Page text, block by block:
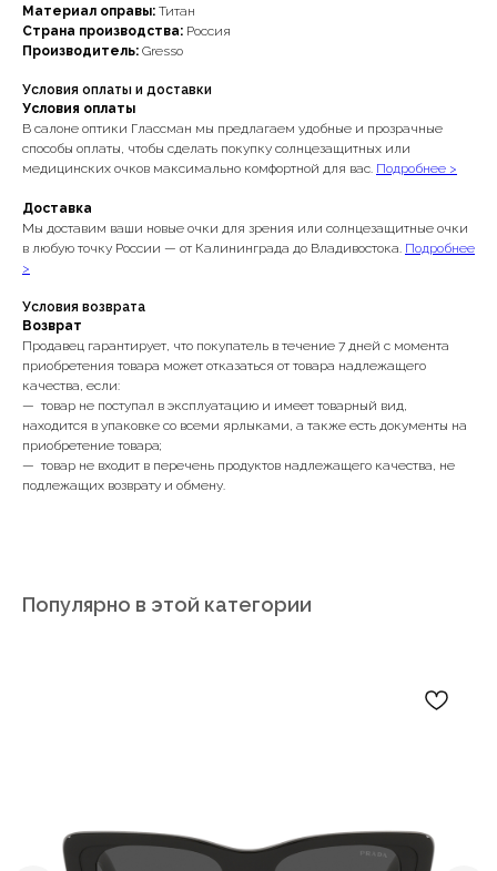
Материал оправы: Титан
Страна производства: Россия
Производитель: Gresso
Условия оплаты и доставки
Условия оплаты
В салоне оптики Глассман мы предлагаем удобные и прозрачные
способы оплаты, чтобы сделать покупку солнцезащитных или
медицинских очков максимально комфортной для вас. Подробнее >
Доставка
Мы доставим ваши новые очки для зрения или солнцезащитные очки
в любую точку России — от Калининграда до Владивостока. Подробнее
>
Условия возврата
Возврат
Продавец гарантирует, что покупатель в течение 7 дней с момента
приобретения товара может отказаться от товара надлежащего
качества, если:
— товар не поступал в эксплуатацию и имеет товарный вид,
находится в упаковке со всеми ярлыками, а также есть документы на
приобретение товара;
— товар не входит в перечень продуктов надлежащего качества, не
подлежащих возврату и обмену.
Популярно в этой категории